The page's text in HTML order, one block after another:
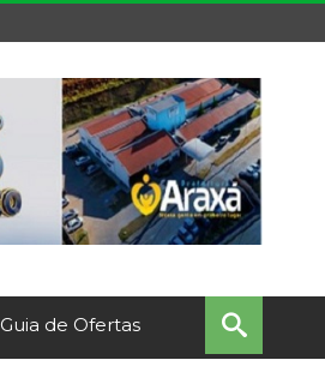
Guia de Ofertas